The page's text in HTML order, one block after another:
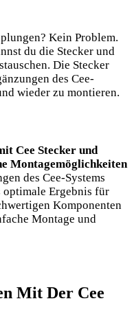
Kein Problem.
du die Stecker und
Die Stecker
des Cee-
wieder zu montieren.
Cee Stecker und
Montagemöglichkeiten
des Cee-Systems
optimale Ergebnis für
Komponenten
Montage und
Mit Der Cee